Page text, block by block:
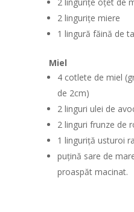
2 lingurițe oțet de
2 lingurițe miere
1 lingură făină de
Miel
4 cotlete de miel
de 2cm)
2 linguri ulei de
2 linguri frunze de
1 linguriță usturoi
puțină sare de
proaspăt macinat.